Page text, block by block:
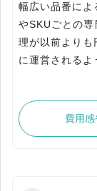
幅広い品番によ
やSKUごとの
理が以前よりも
に運営されるよ
費用